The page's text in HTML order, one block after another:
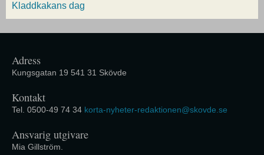
Kladdkakans dag
Adress
Kungsgatan 19 541 31 Skövde
Kontakt
Tel. 0500-49 74 34 korta-nyheter-redaktionen@skovde.se
Ansvarig utgivare
Mia Gillström.